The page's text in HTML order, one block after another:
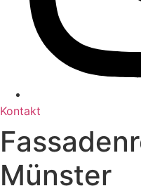
Kontakt
Münster